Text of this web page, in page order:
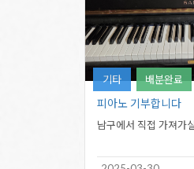
기타 배분완료
피아노 기부합니다
남구에서 직접 가져가